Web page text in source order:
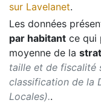
sur Lavelanet.
Les données
par habitant ce qui
moyenne de la
taille et de fiscalité
classification de la
Locales)..